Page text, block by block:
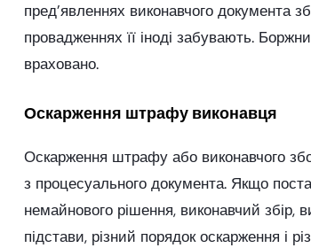
пред’явленнях виконавчого документа
провадженнях її іноді забувають.
враховано.
Оскарження штрафу виконавця
Оскарження штрафу або виконавчого
з процесуального документа. Якщо
немайнового рішення, виконавчий збір,
підстави, різний порядок оскарження і